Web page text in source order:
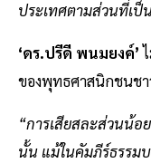
ประเทศตามส่วนที่เป็
‘ดร.ปรีดี พนมยงค์’
ของพุทธศาสนิกชนชา
“การเสียสละส่วนน้
นั้น แม้ในคัมภีร์ธรรม